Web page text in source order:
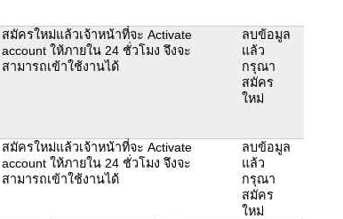
สมัครใหม่แล้วเจ้าหน้าที่จะ Activate
account ให้ภายใน 24 ชั่วโมง จึงจะ
สามารถเข้าใช้งานได้
ลบข้อมูล
แล้ว
กรุณา
สมัคร
ใหม่
สมัครใหม่แล้วเจ้าหน้าที่จะ Activate
account ให้ภายใน 24 ชั่วโมง จึงจะ
สามารถเข้าใช้งานได้
ลบข้อมูล
แล้ว
กรุณา
สมัคร
ใหม่